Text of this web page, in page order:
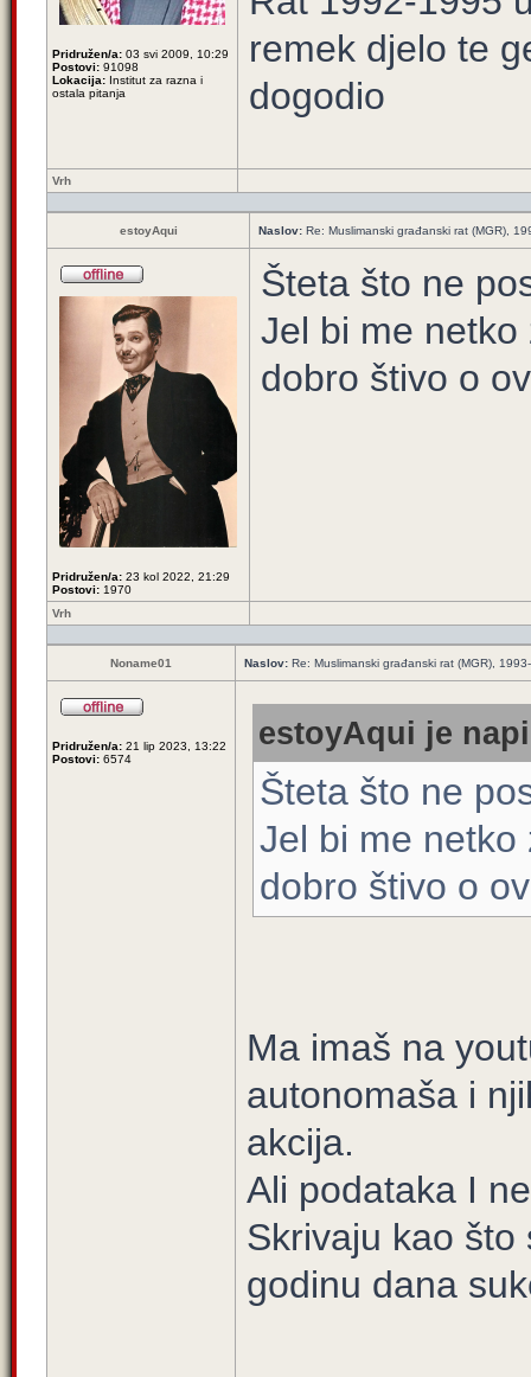
Pridružen/a: 03 svi 2009, 10:29
Postovi: 91098
Lokacija: Institut za razna i
ostala pitanja
remek djelo te
dogodio
Vrh
estoyAqui Naslov: Re: Muslimanski građanski rat (MGR),
Pridružen/a: 23 kol 2022, 21:29
Postovi: 1970
Šteta što ne
Jel bi me
dobro štivo o
Vrh
Noname01 Naslov: Re: Muslimanski građanski rat (MGR),
Pridružen/a: 21 lip 2023, 13:22
Postovi: 6574
estoyAqui je
Šteta što ne
Jel bi me netko
dobro štivo o
Ma imaš na
autonomaša i
akcija.
Ali podataka I
Skrivaju kao što
godinu dana